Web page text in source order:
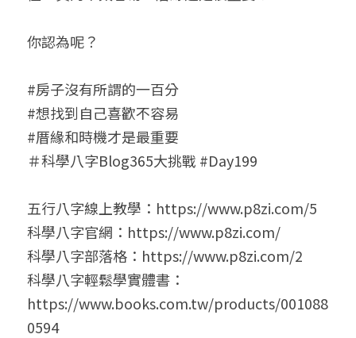
你認為呢？
#房子沒有所謂的一百分
#想找到自己喜歡不容易
#厝緣和時機才是最重要
＃科學八字Blog365大挑戰 #Day199
五行八字線上教學：https://www.p8zi.com/5
科學八字官網：https://www.p8zi.com/
科學八字部落格：https://www.p8zi.com/2
科學八字輕鬆學實體書：
https://www.books.com.tw/products/001088
0594